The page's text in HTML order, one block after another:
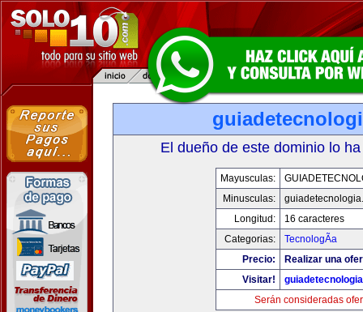
El dueño de este dominio lo
Mayusculas:
Minusculas:
Longitud:
16 caracteres
Categorias:
TecnologÃ­a
Precio:
Realizar una
Visitar!
Serán consideradas